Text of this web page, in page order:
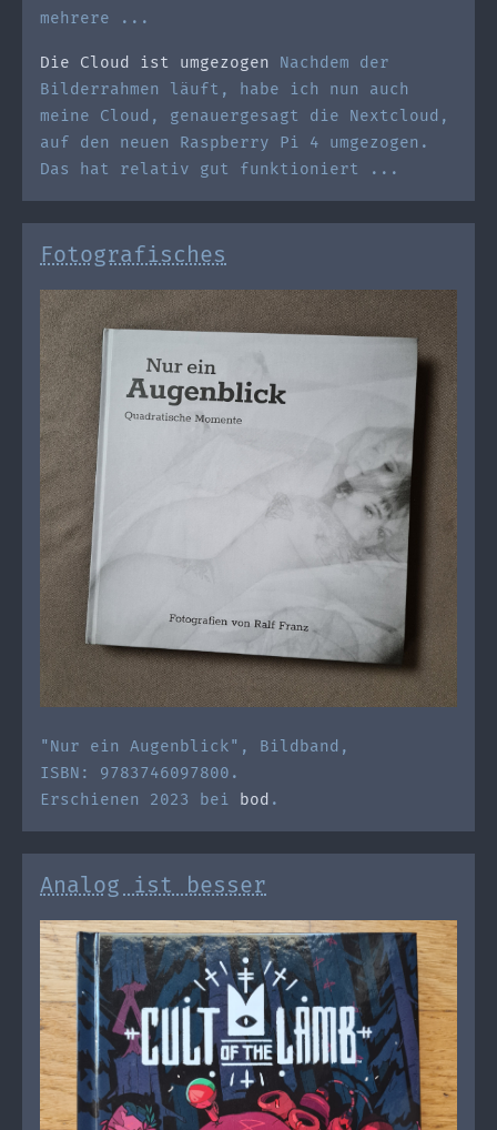
mehrere ...
Die Cloud ist umgezogen
Nachdem der
Bilderrahmen läuft, habe ich nun auch
meine Cloud, genauergesagt die Nextcloud,
auf den neuen Raspberry Pi 4 umgezogen.
Das hat relativ gut funktioniert ...
Fotografisches
"Nur ein Augenblick", Bildband,
ISBN: 9783746097800.
Erschienen 2023 bei
bod .
Analog ist besser